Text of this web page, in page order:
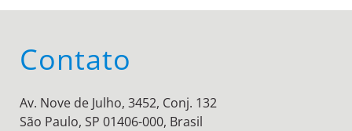
Contato
Av. Nove de Julho, 3452, Conj. 132
São Paulo, SP 01406-000, Brasil